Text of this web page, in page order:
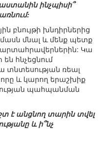
ինչպիսի՞
բնույթի խնդիրներից
մնալ և մենք պետք
Կա
հնչեցնում
տնտեսության ռեալ
և կարող երաշխիք
պահպանման
է անցնող տարին տվել
և ի՞նչ